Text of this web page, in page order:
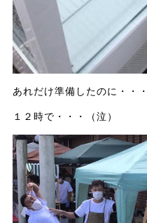
あれだけ準備したのに・・・
１２時で・・・（泣）